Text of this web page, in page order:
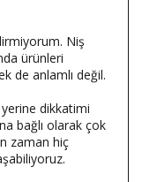
Niş
ürünleri
de anlamlı değil.
dikkatimi
bağlı olarak çok
zaman hiç